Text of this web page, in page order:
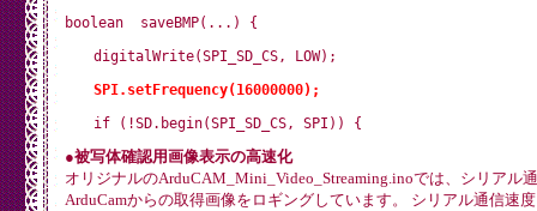
boolean  saveBMP(...) {
digitalWrite(SPI_SD_CS, LOW);
SPI.setFrequency(16000000);
●被写体確認用画像表示の高速化
オリジナルのArduCAM_Mini_Video_Streaming.inoでは、シリアル
ArduCamからの取得画像をロギングしています。 シリアル通信速